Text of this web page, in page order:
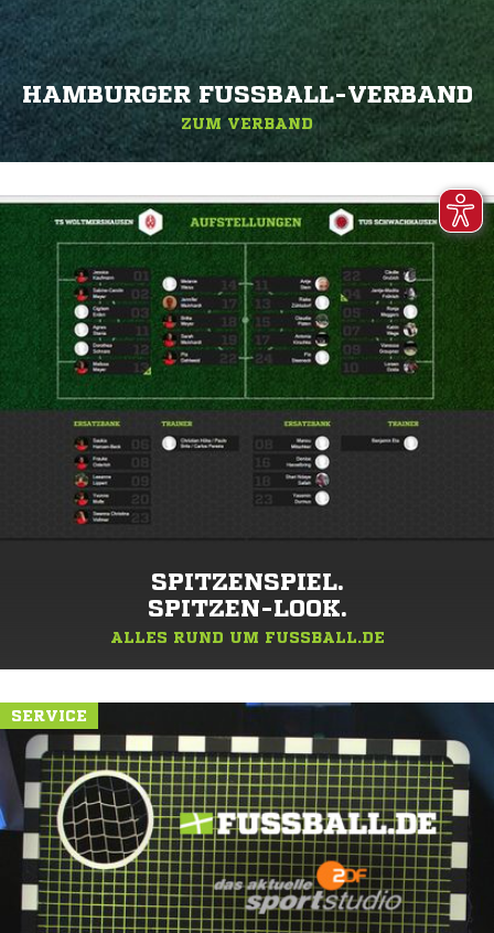
HAMBURGER FUSSBALL-VERBAND
ZUM VERBAND
SPITZENSPIEL.
SPITZEN-LOOK.
ALLES RUND UM FUSSBALL.DE
SERVICE